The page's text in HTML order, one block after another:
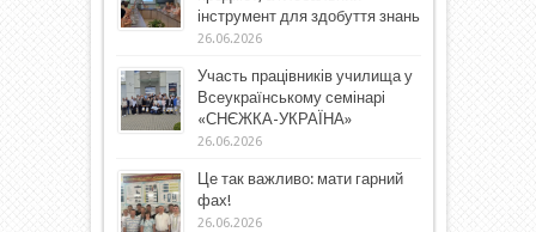
інструмент для здобуття знань
26.06.2026
Участь працівників училища у
Всеукраїнському семінарі
«СНЄЖКА-УКРАЇНА»
26.06.2026
Це так важливо: мати гарний
фах!
26.06.2026